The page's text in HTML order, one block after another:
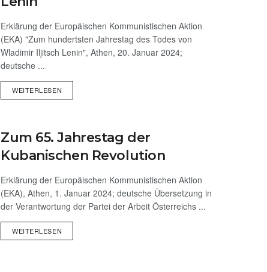
Erklärung der Europäischen Kommunistischen Aktion
(EKA) "Zum hundertsten Jahrestag des Todes von
Wladimir Iljitsch Lenin", Athen, 20. Januar 2024;
deutsche ...
WEITERLESEN
Zum 65. Jahrestag der
Kubanischen Revolution
Erklärung der Europäischen Kommunistischen Aktion
(EKA), Athen, 1. Januar 2024; deutsche Übersetzung in
der Verantwortung der Partei der Arbeit Österreichs ...
WEITERLESEN